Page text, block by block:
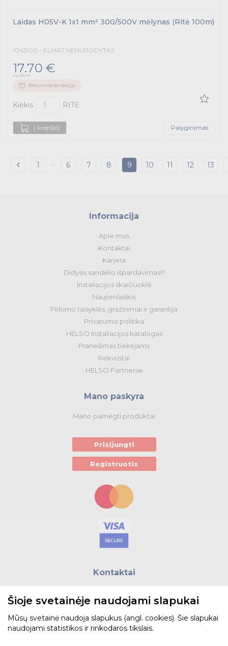
Laidas H05V-K 1x1 mm² 300/500V mėlynas (Ritė 100m)
1045100 - ELMAT NENURODYTAS
17.70 €
Su PVM
Neturime sandėlyje
Kiekis RITĖ
Į krepšelį Palyginimas
1 ... 6 7 8 9 10 11 12 13
Informacija
Apie mus
Kontaktai
Karjera
Didysis sandėlio išpardavimas!!!
Instaliacijos skaičiuoklė
Naujienlaiškis
Pirkimo taisyklės, grąžinimai ir garantija
Privatumo politika
HELSO Instaliacijos katalogas
Pranešimas tiekėjams
Rekvizitai
HELSO Partneriai
Mano paskyra
Mano pamėgti produktai
Prisijungti
Registruotis
Kontaktai
Telefonas:+370 5 215 0070
Adresas: Vilkpėdės g. 4, LT-03151, Vilnius
Šioje svetainėje naudojami slapukai
Mūsų svetainė naudoja slapukus (angl. cookies). Šie slapukai
naudojami statistikos ir rinkodaros tikslais.